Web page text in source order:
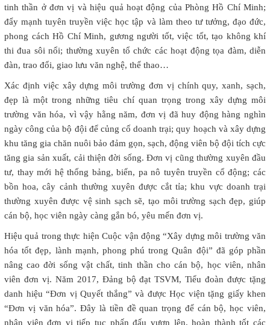
tinh thần ở đơn vị và hiệu quả hoạt động của Phòng Hồ Chí Minh;
đẩy mạnh tuyên truyền việc học tập và làm theo tư tưởng, đạo đức,
phong cách Hồ Chí Minh, gương người tốt, việc tốt, tạo không khí
thi đua sôi nổi; thường xuyên tổ chức các hoạt động tọa đàm, diễn
đàn, trao đổi, giao lưu văn nghệ, thể thao…
Xác định việc xây dựng môi trường đơn vị chính quy, xanh, sạch,
đẹp là một trong những tiêu chí quan trọng trong xây dựng môi
trường văn hóa, vì vậy hằng năm, đơn vị đã huy động hàng nghìn
ngày công của bộ đội để củng cố doanh trại; quy hoạch và xây dựng
khu tăng gia chăn nuôi bảo đảm gọn, sạch, động viên bộ đội tích cực
tăng gia sản xuất, cải thiện đời sống. Đơn vị cũng thường xuyên đầu
tư, thay mới hệ thống bảng, biển, pa nô tuyên truyền cổ động; các
bồn hoa, cây cảnh thường xuyên được cắt tỉa; khu vực doanh trại
thường xuyên được vệ sinh sạch sẽ, tạo môi trường sạch đẹp, giúp
cán bộ, học viên ngày càng gắn bó, yêu mến đơn vị.
Hiệu quả trong thực hiện Cuộc vận động “Xây dựng môi trường văn
hóa tốt đẹp, lành mạnh, phong phú trong Quân đội” đã góp phần
nâng cao đời sống vật chất, tinh thần cho cán bộ, học viên, nhân
viên đơn vị. Năm 2017, Đảng bộ đạt TSVM, Tiểu đoàn được tặng
danh hiệu “Đơn vị Quyết thắng” và được Học viện tặng giấy khen
“Đơn vị văn hóa”. Đây là tiền đề quan trọng để cán bộ, học viên,
nhân viên đơn vị tiếp tục phấn đấu vươn lên, hoàn thành tốt các